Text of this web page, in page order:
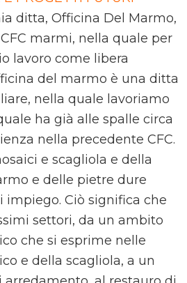
ditta, Officina Del Marmo,
marmi, nella quale per
lavoro come libera
del marmo è una ditta
nella quale lavoriamo
ha già alle spalle circa
nella precedente CFC.
e scagliola e della
e delle pietre dure
impiego. Ciò significa che
settori, da un ambito
che si esprime nelle
e della scagliola, a un